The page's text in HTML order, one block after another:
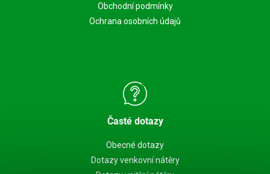
Obchodní podmínky
Ochrana osobních údajů
Časté dotazy
Obecné dotazy
Dotazy venkovní nátěry